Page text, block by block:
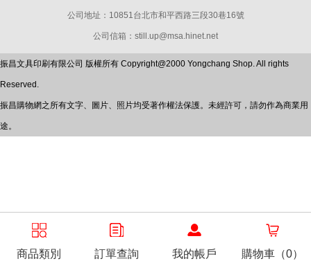
商品類別 訂單查詢 我的帳戶 購物車（0）
公司地址：10851台北市和平西路三段30巷16號
公司信箱：still.up@msa.hinet.net
振昌文具印刷有限公司 版權所有 Copyright@2000 Yongchang Shop. All rights
Reserved.
振昌購物網之所有文字、圖片、照片均受著作權法保護。未經許可，請勿作為商業用
途。